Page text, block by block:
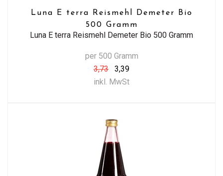
Luna E terra Reismehl Demeter Bio
500 Gramm
Luna E terra Reismehl Demeter Bio 500 Gramm
per 500 Gramm
3,73
3,39
inkl. MwSt